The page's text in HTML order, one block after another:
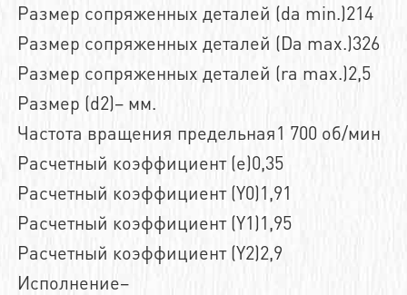
Размер сопряженных деталей (da min.)214
Размер сопряженных деталей (Da max.)326
Размер сопряженных деталей (ra max.)2,5
Размер (d2)– мм.
Частота вращения предельная1 700 об/мин
Расчетный коэффициент (e)0,35
Расчетный коэффициент (Y0)1,91
Расчетный коэффициент (Y1)1,95
Расчетный коэффициент (Y2)2,9
Исполнение–